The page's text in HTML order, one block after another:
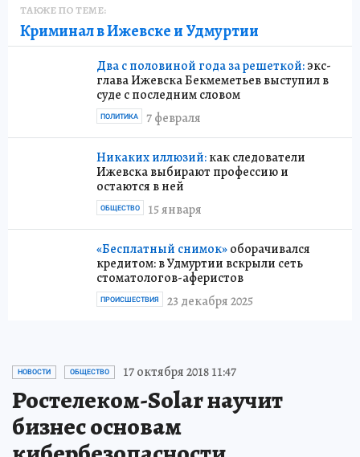
ТАКЖЕ ПО ТЕМЕ:
Криминал в Ижевске и Удмуртии
Два с половиной года за решеткой:экс-
глава Ижевска Бекмеметьев выступил в
суде с последним словом
7 февраля
ПОЛИТИКА
Никаких иллюзий:как следователи
Ижевска выбирают профессию и
остаются в ней
15 января
ОБЩЕСТВО
«Бесплатный снимок»оборачивался
кредитом: в Удмуртии вскрыли сеть
стоматологов-аферистов
23 декабря 2025
ПРОИСШЕСТВИЯ
НОВОСТИ ОБЩЕСТВО 17 октября 2018 11:47
Ростелеком-Solar научит
бизнес основам